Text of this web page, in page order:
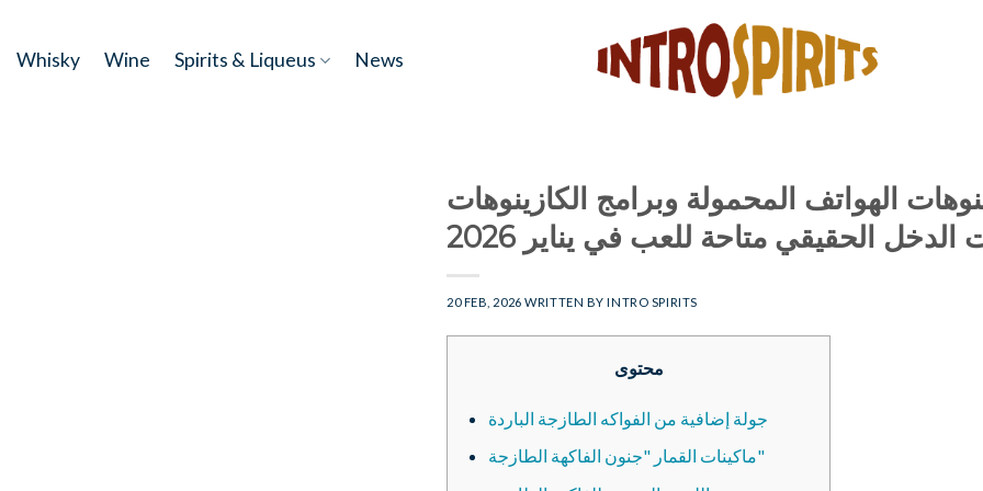
content
Whisky Wine Spirits & Liqueus News
الهواتف المحمولة وبرامج الكازينوهات
الدخل الحقيقي متاحة للعب في يناير 2026
20 FEB, 2026 WRITTEN BYINTRO SPIRITS
محتوى
جولة إضافية من الفواكه الطازجة الباردة
ماكينات القمار "جنون الفاكهة الطازجة"